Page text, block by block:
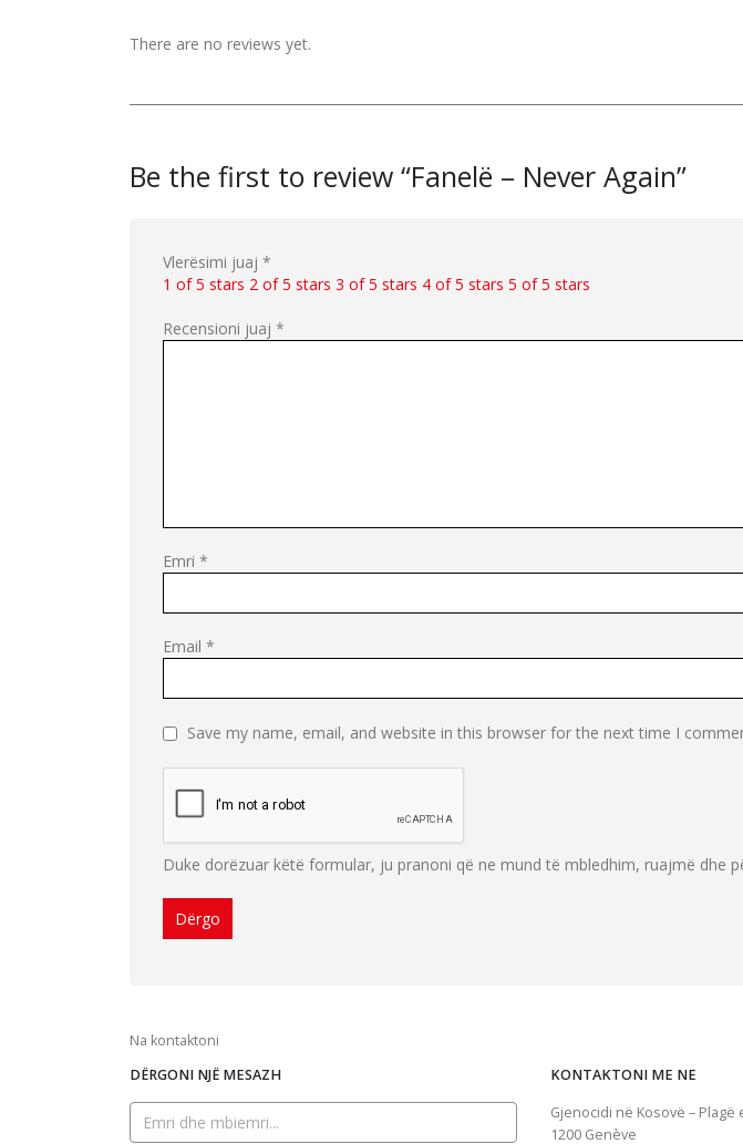
There are no reviews yet.
Be the first to review “Fanelë – Never Again”
Vlerësimi juaj *
1 of 5 stars 2 of 5 stars 3 of 5 stars 4 of 5 stars 5 of 5 stars
Recensioni juaj *
Emri *
Email *
Save my name, email, and website in this browser for the next time I
Duke dorëzuar këtë formular, ju pranoni që ne mund të mbledhim, ruajmë dhe
Na kontaktoni
DËRGONI NJË MESAZH
KONTAKTONI ME NE
Gjenocidi në Kosovë – Plagë
1200 Genève